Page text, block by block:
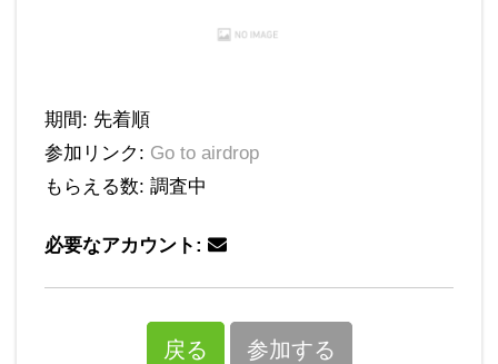
期間: 先着順
参加リンク: Go to airdrop
もらえる数: 調査中
必要なアカウント:
戻る 参加する